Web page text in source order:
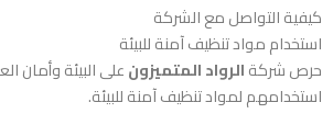
كيفية التواصل مع الشركة
استخدام مواد تنظيف آمنة للبيئة
حرص شركةالرواد المتميزونعلى البيئة وأمان
استخدامهم لمواد تنظيف آمنة للبيئة.